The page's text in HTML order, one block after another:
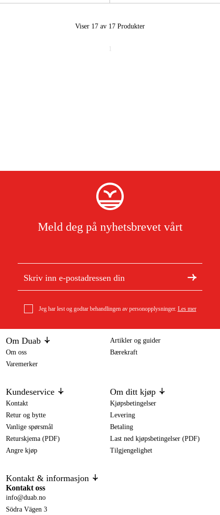
Viser 17 av 17 Produkter
Meld deg på nyhetsbrevet vårt
Jeg har lest og godtar behandlingen av personopplysninger. Les mer
Om Duab
Om oss
Varemerker
Artikler og guider
Bærekraft
Kundeservice
Kontakt
Retur og bytte
Vanlige spørsmål
Returskjema (PDF)
Angre kjøp
Om ditt kjøp
Kjøpsbetingelser
Levering
Betaling
Last ned kjøpsbetingelser (PDF)
Tilgjengelighet
Kontakt & informasjon
Kontakt oss
info@duab.no
Södra Vägen 3